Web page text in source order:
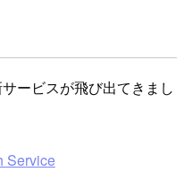
ービスが飛び出てきまし
Service